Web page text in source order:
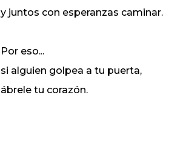
y juntos con esperanzas caminar.
Por eso...
si alguien golpea a tu puerta,
ábrele tu corazón.